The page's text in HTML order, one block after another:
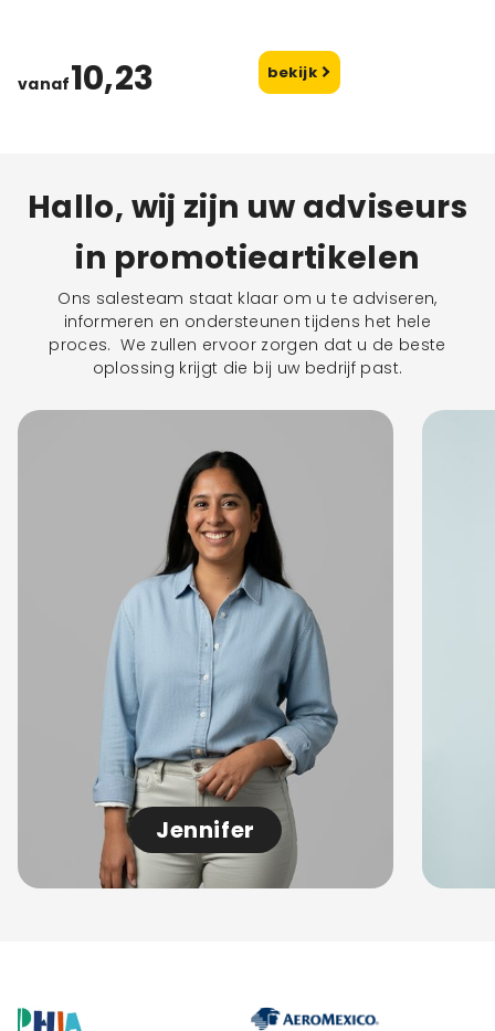
vanaf10,23 bekijk
Hallo, wij zijn uw adviseurs
in promotieartikelen
Ons salesteam staat klaar om u te adviseren,
informeren en ondersteunen tijdens het hele
proces. We zullen ervoor zorgen dat u de beste
oplossing krijgt die bij uw bedrijf past.
Jennifer